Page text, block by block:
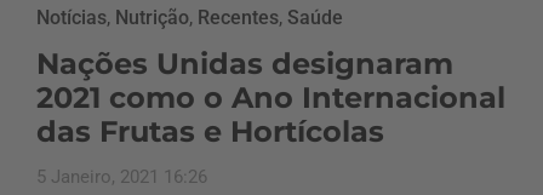
Notícias, Nutrição, Recentes, Saúde
Nações Unidas designaram
2021 como o Ano Internacional
das Frutas e Hortícolas
5 Janeiro, 2021 16:26